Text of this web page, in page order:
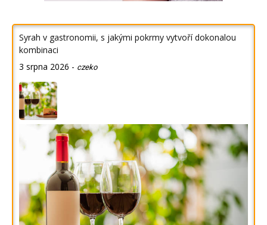
Syrah v gastronomii, s jakými pokrmy vytvoří dokonalou
kombinaci
3 srpna 2026 - czeko